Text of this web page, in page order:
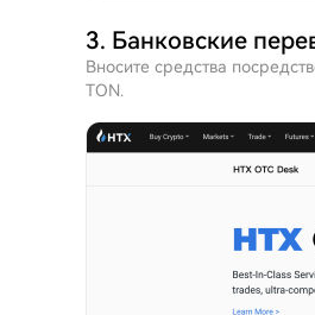
3. Банковские
Вносите средства
TON.